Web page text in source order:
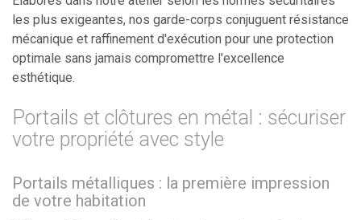
les plus exigeantes, nos garde-corps conjuguent résistance
mécanique et raffinement d'exécution pour une protection
optimale sans jamais compromettre l'excellence
esthétique.
Portails et clôtures en métal : sécuriser
votre propriété avec style
Portails métalliques : la première impression
de votre habitation